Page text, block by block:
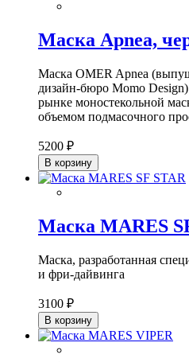
Маска Apnea,
Маска OMER Apnea
дизайн-бюро Momo
рынке моностекольной
объемом подмасочного
5200 ₽
В корзину
Маска MARES
Маска, разработанная
и фри-дайвинга
3100 ₽
В корзину